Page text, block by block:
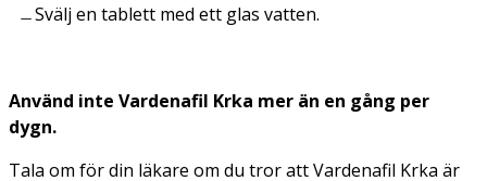
Svälj en tablett med ett glas vatten.
Använd inte Vardenafil Krka mer än en gång per
dygn.
Tala om för din läkare om du tror att Vardenafil Krka är